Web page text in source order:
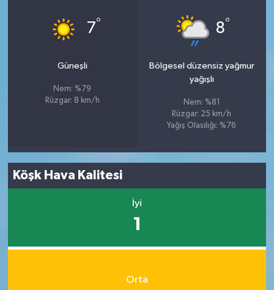
7°
Güneşli
Nem: %79
Rüzgar: 8 km/h
8°
Bölgesel düzensiz yağmur
yağışlı
Nem: %81
Rüzgar: 25 km/h
Yağış Olasılığı: %76
Köşk Hava Kalitesi
İyi
1
Orta